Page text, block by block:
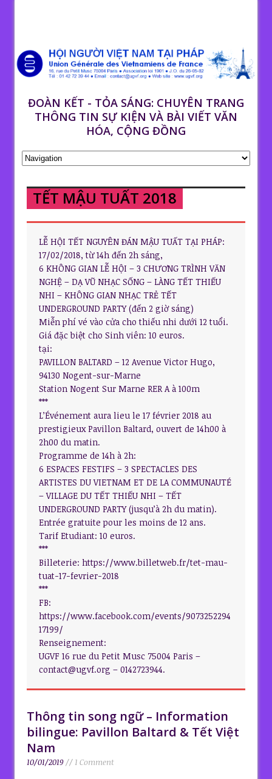
ĐOÀN KẾT - TỎA SÁNG: CHUYÊN TRANG
THÔNG TIN SỰ KIỆN VÀ BÀI VIẾT VĂN
HÓA, CỘNG ĐỒNG
TẾT MẬU TUẤT 2018
LỄ HỘI TẾT NGUYÊN ĐÁN MẬU TUẤT TẠI PHÁP:
17/02/2018, từ 14h đến 2h sáng,
6 KHÔNG GIAN LỄ HỘI – 3 CHƯƠNG TRÌNH VĂN
NGHỆ – DẠ VŨ NHẠC SỐNG – LÀNG TẾT THIẾU
NHI – KHÔNG GIAN NHẠC TRẺ TẾT
UNDERGROUND PARTY (đến 2 giờ sáng)
Miễn phí vé vào cửa cho thiếu nhi dưới 12 tuổi.
Giá đặc biệt cho Sinh viên: 10 euros.
tại:
PAVILLON BALTARD – 12 Avenue Victor Hugo,
94130 Nogent-sur-Marne
Station Nogent Sur Marne RER A à 100m
***
L’Événement aura lieu le 17 février 2018 au
prestigieux Pavillon Baltard, ouvert de 14h00 à
2h00 du matin.
Programme de 14h à 2h:
6 ESPACES FESTIFS – 3 SPECTACLES DES
ARTISTES DU VIETNAM ET DE LA COMMUNAUTÉ
– VILLAGE DU TẾT THIẾU NHI – TẾT
UNDERGROUND PARTY (jusqu’à 2h du matin).
Entrée gratuite pour les moins de 12 ans.
Tarif Etudiant: 10 euros.
***
Billeterie: https://www.billetweb.fr/tet-mau-
tuat-17-fevrier-2018
***
FB:
https://www.facebook.com/events/9073252294
17199/
Renseignement:
UGVF 16 rue du Petit Musc 75004 Paris –
contact@ugvf.org – 0142723944.
Thông tin song ngữ – Information
bilingue: Pavillon Baltard & Tết Việt
Nam
10/01/2019// 1 Comment